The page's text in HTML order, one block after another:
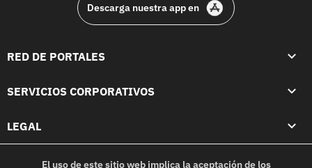
Descarga nuestra app en
RED DE PORTALES
SERVICIOS CORPORATIVOS
LEGAL
El uso de este sitio web implica la aceptación de los